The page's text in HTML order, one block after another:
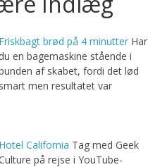
Friskbagt brød på 4 minutter Har
du en bagemaskine stående i
af skabet, fordi det lød
smart men resultatet var
Hotel California Tag med Geek
på rejse i YouTube-